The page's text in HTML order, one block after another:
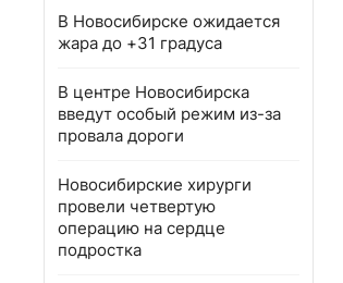
В Новосибирске ожидается
жара до +31 градуса
В центре Новосибирска
введут особый режим из-за
провала дороги
Новосибирские хирурги
провели четвертую
операцию на сердце
подростка